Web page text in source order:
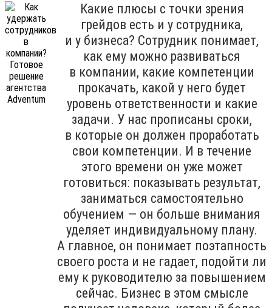
Какие плюсы с точки зрения
грейдов есть и у сотрудника,
и у бизнеса? Сотрудник понимает,
как ему можно развиваться
в компании, какие компетенции
прокачать, какой у него будет
уровень ответственности и какие
задачи. У нас прописаны сроки,
в которые он должен проработать
свои компетенции. И в течение
этого времени он уже может
готовиться: показывать результат,
заниматься самостоятельно
обучением — он больше внимания
уделяет индивидуальному плану.
А главное, он понимает поэтапность
своего роста и не гадает, подойти ли
ему к руководителю за повышением
сейчас. Бизнес в этом смысле